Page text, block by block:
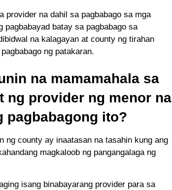
provider na dahil sa pagbabago sa mga
pagbabayad batay sa pagbabago sa
na kalagayan at county ng tirahan
ng patakaran.
na mamamahala sa
ng provider ng menor na
pagbabagong ito?
ng county ay inaatasan na tasahin kung ang
magkaloob ng pangangalaga ng
isang binabayarang provider para sa